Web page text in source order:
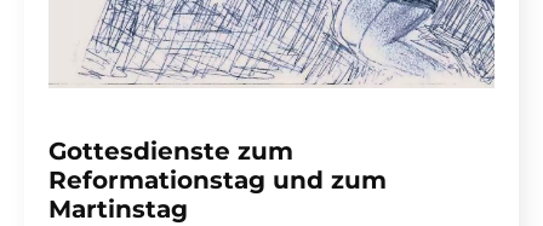
Gottesdienste zum
Reformationstag und zum
Martinstag